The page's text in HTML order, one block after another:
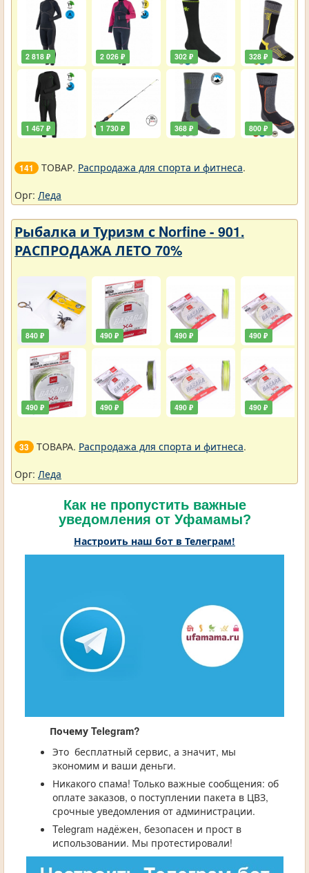
2 818 ₽
1 467 ₽
2 026 ₽
1 730 ₽
302 ₽
368 ₽
328 ₽
800 ₽
141 ТОВАР. Распродажа для спорта и фитнеса.
Орг: Леда
Рыбалка и Туризм с Norfine - 901.
РАСПРОДАЖА ЛЕТО 70%
840 ₽
490 ₽
490 ₽
490 ₽
490 ₽
490 ₽
490 ₽
490 ₽
33 ТОВАРА. Распродажа для спорта и фитнеса.
Орг: Леда
Как не пропустить важные
уведомления от Уфамамы?
Настроить наш бот в Телеграм!
Почему Telegram?
Это бесплатный сервис, а значит, мы
экономим и ваши деньги.
Никакого спама! Только важные сообщения: об
оплате заказов, о поступлении пакета в ЦВЗ,
срочные уведомления от администрации.
Telegram надёжен, безопасен и прост в
использовании. Мы протестировали!